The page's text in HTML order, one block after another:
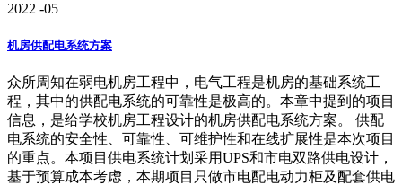
2022 -05
机房供配电系统方案
众所周知在弱电机房工程中，电气工程是机房的基础系统工
程，其中的供配电系统的可靠性是极高的。本章中提到的项目
信息，是给学校机房工程设计的机房供配电系统方案。 供配
电系统的安全性、可靠性、可维护性和在线扩展性是本次项目
的重点。本项目供电系统计划采用UPS和市电双路供电设计，
基于预算成本考虑，本期项目只做市电配电动力柜及配套供电